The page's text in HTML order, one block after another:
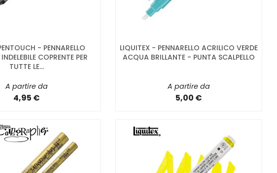
- PENNARELLO
COPRENTE PER
TUTTE LE...
A partire da
4,95 €
LIQUITEX - PENNARELLO ACRILICO VERDE
ACQUA BRILLANTE - PUNTA SCALPELLO
A partire da
5,00 €